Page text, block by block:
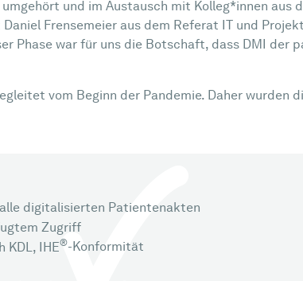
und im Austausch mit Kolleg*innen aus
Frensemeier aus dem Referat IT und
Phase war für uns die Botschaft, dass DMI der
vom Beginn der Pandemie. Daher wurden
digitalisierten Patientenakten
Zugriff
KDL, IHE®-Konformität